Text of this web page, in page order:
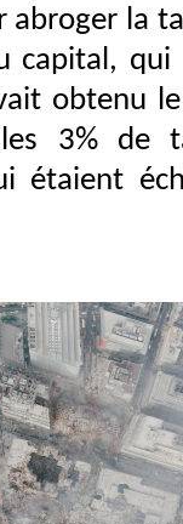
abroger la
capital,
obtenu le
3% de
étaient